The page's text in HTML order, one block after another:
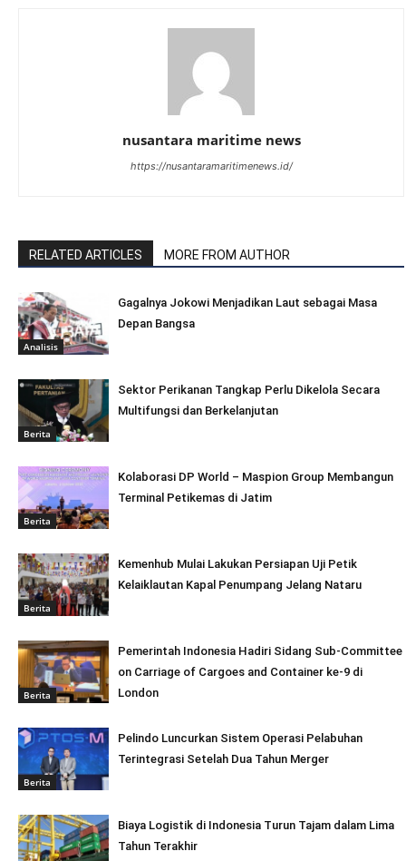
nusantara maritime news
https://nusantaramaritimenews.id/
RELATED ARTICLES MORE FROM AUTHOR
Analisis
Gagalnya Jokowi Menjadikan Laut sebagai Masa
Depan Bangsa
Berita
Sektor Perikanan Tangkap Perlu Dikelola Secara
Multifungsi dan Berkelanjutan
Berita
Kolaborasi DP World – Maspion Group Membangun
Terminal Petikemas di Jatim
Berita
Kemenhub Mulai Lakukan Persiapan Uji Petik
Kelaiklautan Kapal Penumpang Jelang Nataru
Berita
Pemerintah Indonesia Hadiri Sidang Sub-Committee
on Carriage of Cargoes and Container ke-9 di
London
Berita
Pelindo Luncurkan Sistem Operasi Pelabuhan
Terintegrasi Setelah Dua Tahun Merger
Biaya Logistik di Indonesia Turun Tajam dalam Lima
Tahun Terakhir